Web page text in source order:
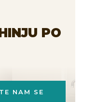
PO
NAM SE